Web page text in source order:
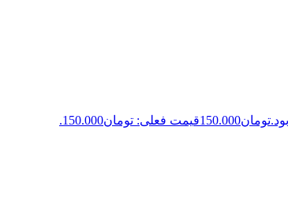
تومان150.000قیمت فعلی: تومان150.000.